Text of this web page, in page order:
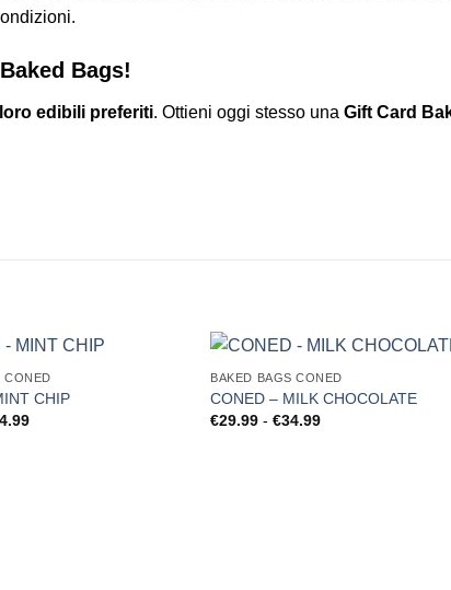
Bags!
edibili preferiti. Ottieni oggi stesso una Gift Card
CONED
CHIP
Fascia
BAKED BAGS CONED
CONED – MILK CHOCOLATE
€29.99 - €34.99Fascia